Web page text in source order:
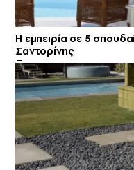
Η εμπειρία σε 5
Σαντορίνης